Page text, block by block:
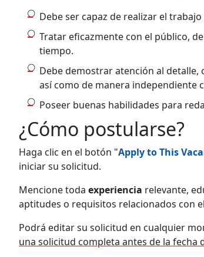
Debe ser capaz de realizar el
Tratar eficazmente con el público,
tiempo.
Debe demostrar atención al
así como de manera independiente
Poseer buenas habilidades para
¿Cómo postularse?
Haga clic en el botón "Apply to This
iniciar su solicitud.
Mencione toda experiencia relevante,
aptitudes o requisitos relacionados con
Podrá editar su solicitud en cualquier
una solicitud completa antes de la